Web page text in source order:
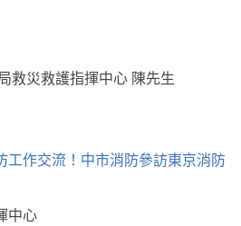
救災救護指揮中心 陳先生
工作交流！中市消防參訪東京消防
中心